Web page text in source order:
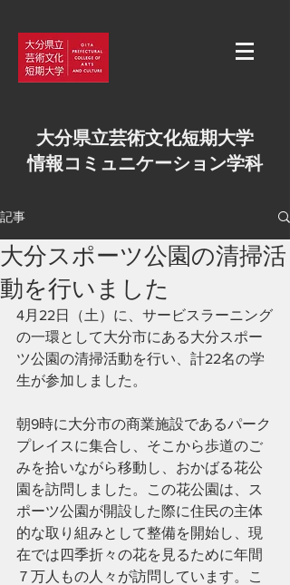
大分県立芸術文化短期大学
情報コミュニケーション学科
記事
大分スポーツ公園の清掃活
動を行いました
4月22日（土）に、サービスラーニング
の一環として大分市にある大分スポー
ツ公園の清掃活動を行い、計22名の学
生が参加しました。
朝9時に大分市の商業施設であるパーク
プレイスに集合し、そこから歩道のご
みを拾いながら移動し、おかばる花公
園を訪問しました。この花公園は、ス
ポーツ公園が開設した際に住民の主体
的な取り組みとして整備を開始し、現
在では四季折々の花を見るために年間
７万人もの人々が訪問しています。こ